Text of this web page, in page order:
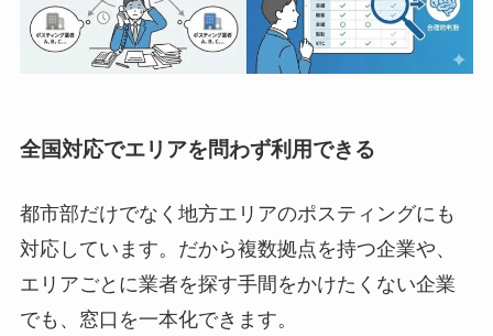
全国対応でエリアを問わず利用できる
都市部だけでなく地方エリアのポスティングにも
対応しています。だから複数拠点を持つ企業や、
エリアごとに業者を探す手間をかけたくない企業
でも、窓口を一本化できます。